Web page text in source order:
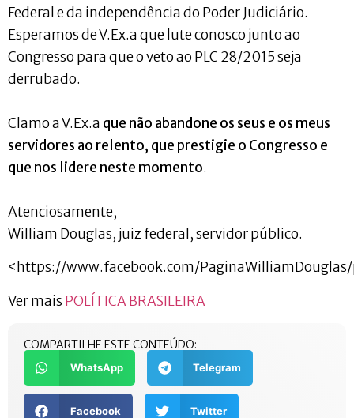
Federal e da independência do Poder Judiciário.
Esperamos de V.Ex.a que lute conosco junto ao
Congresso para que o veto ao PLC 28/2015 seja
derrubado.
Clamo a V.Ex.a que não abandone os seus e os meus
servidores ao relento, que prestigie o Congresso e
que nos lidere neste momento.
Atenciosamente,
William Douglas, juiz federal, servidor público.
<https://www.facebook.com/
Ver mais POLÍTICA BRASILEIRA
COMPARTILHE ESTE CONTEÚDO:
WhatsApp Telegram
Facebook Twitter